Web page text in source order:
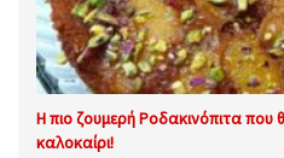
Η πιο ζουμερή Ροδακινόπιτα που
καλοκαίρι!